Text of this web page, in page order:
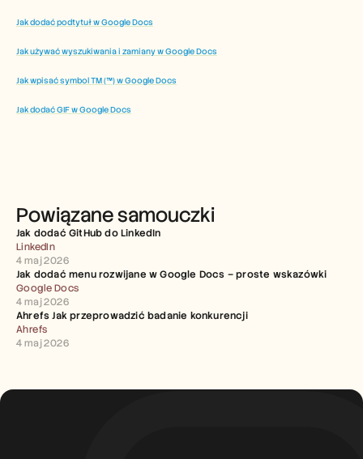
Jak dodać podtytuł w Google Docs
Jak używać wyszukiwania i zamiany w Google Docs
Jak wpisać symbol TM (™) w Google Docs
Jak dodać GIF w Google Docs
Powiązane samouczki
Jak dodać GitHub do LinkedIn
LinkedIn
4 maj 2026
Jak dodać menu rozwijane w Google Docs – proste wskazówki
Google Docs
4 maj 2026
Ahrefs Jak przeprowadzić badanie konkurencji
Ahrefs
4 maj 2026